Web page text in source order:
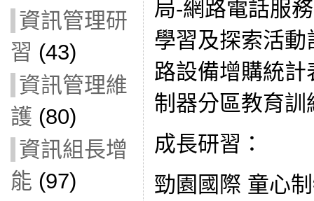
資訊管理研
習 (43)
資訊管理維
護 (80)
資訊組長增
能 (97)
局-網路電話服
學習及探索活
路設備增購統
制器分區教育訓
成長研習：
勁園國際 童心